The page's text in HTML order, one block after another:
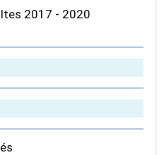
2017 - 2020